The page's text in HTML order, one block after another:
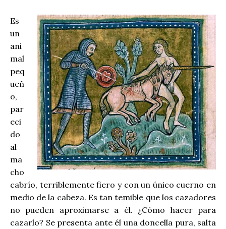
Es
un
ani
mal
peq
ueñ
o,
par
eci
do
al
ma
cho
cabrío, terriblemente fiero y con un único cuerno en
medio de la cabeza. Es tan temible que los cazadores
no pueden aproximarse a él. ¿Cómo hacer para
cazarlo? Se presenta ante él una doncella pura, salta